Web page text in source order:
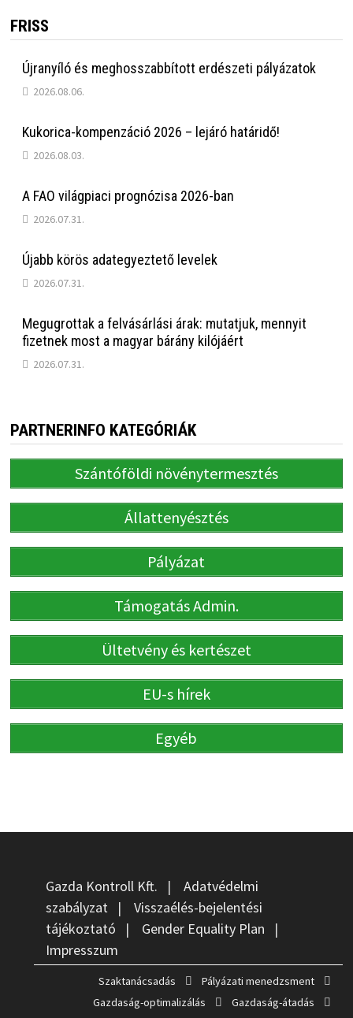
FRISS
Újranyíló és meghosszabbított erdészeti pályázatok
2026.08.06.
Kukorica-kompenzáció 2026 – lejáró határidő!
2026.08.03.
A FAO világpiaci prognózisa 2026-ban
2026.07.31.
Újabb körös adategyeztető levelek
2026.07.31.
Megugrottak a felvásárlási árak: mutatjuk, mennyit
fizetnek most a magyar bárány kilójáért
2026.07.31.
PARTNERINFO KATEGÓRIÁK
Szántóföldi növénytermesztés
Állattenyésztés
Pályázat
Támogatás Admin.
Ültetvény és kertészet
EU-s hírek
Egyéb
Gazda Kontroll Kft. | Adatvédelmi
szabályzat| Visszaélés-bejelentési
tájékoztató | Gender Equality Plan |
Impresszum
Szaktanácsadás
Pályázati menedzsment
Gazdaság-optimalizálás
Gazdaság-átadás